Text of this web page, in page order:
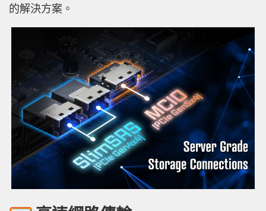
的解決方案。